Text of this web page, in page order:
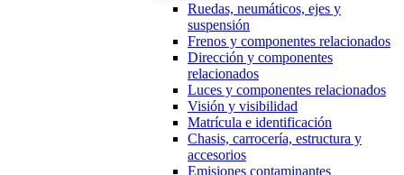
Ruedas, neumáticos, ejes y
suspensión
Frenos y componentes relacionados
Dirección y componentes
relacionados
Luces y componentes relacionados
Visión y visibilidad
Matrícula e identificación
Chasis, carrocería, estructura y
accesorios
Emisiones contaminantes